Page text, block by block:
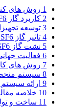
1 روش های کنترل انتشار گاز گلخانه ای SF6 در تابلو برق
2 کاربرد گاز SF6 در تابلو برق و صنعت
3 توسعه تجهیزات جایگزین و رسانه های عایق
4 تاثیر گاز SF6 بر محیط زیست
5 نشت گاز SF6 در سیستم های GIS
6 فعالیت جهانی برای کاهش انتشار گاز گلخانه ای
7 روش های کاهش نشت گاز SF6
8 سیستم منحصر به فرد برای کنترل نشت SF6
9 ارائه سیستم جمع آوری
10 خلاصه مقاله
11 ساخت و تولید تابلو برق با فناوری های نوین